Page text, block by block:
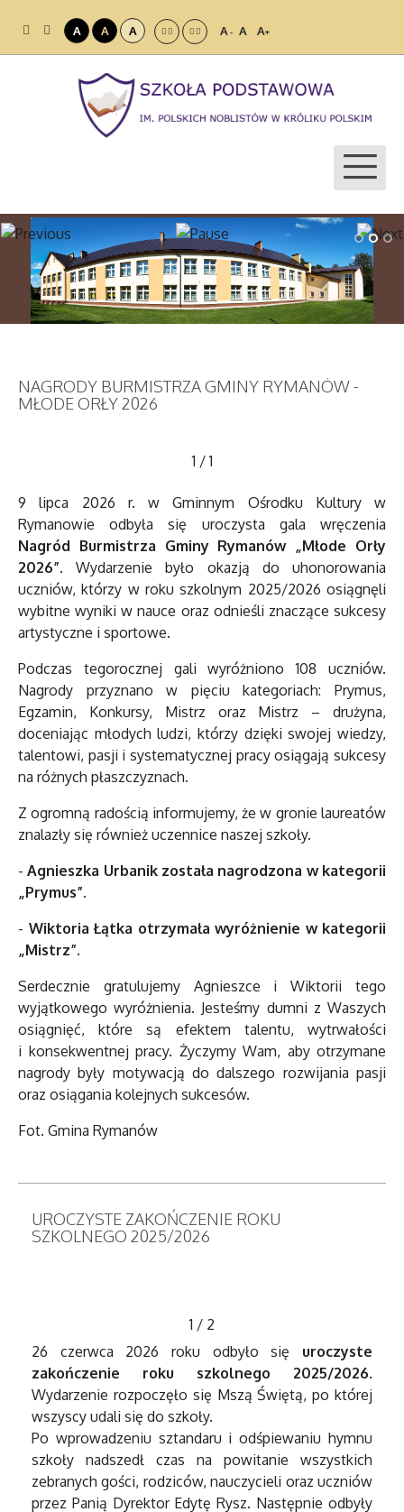
A A A A- A A+
NAGRODY BURMISTRZA GMINY RYMANÓW -
MŁODE ORŁY 2026
1 /1
9 lipca 2026 r. w Gminnym Ośrodku Kultury w
Rymanowie odbyła się uroczysta gala wręczenia
Nagród Burmistrza Gminy Rymanów „Młode Orły
2026”. Wydarzenie było okazją do uhonorowania
uczniów, którzy w roku szkolnym 2025/2026 osiągnęli
wybitne wyniki w nauce oraz odnieśli znaczące sukcesy
artystyczne i sportowe.
Podczas tegorocznej gali wyróżniono 108 uczniów.
Nagrody przyznano w pięciu kategoriach: Prymus,
Egzamin, Konkursy, Mistrz oraz Mistrz – drużyna,
doceniając młodych ludzi, którzy dzięki swojej wiedzy,
talentowi, pasji i systematycznej pracy osiągają sukcesy
na różnych płaszczyznach.
Z ogromną radością informujemy, że w gronie laureatów
znalazły się również uczennice naszej szkoły.
-Agnieszka Urbanik została nagrodzona w kategorii
„Prymus”.
- Wiktoria Łątka otrzymała wyróżnienie w kategorii
„Mistrz”.
Serdecznie gratulujemy Agnieszce i Wiktorii tego
wyjątkowego wyróżnienia. Jesteśmy dumni z Waszych
osiągnięć, które są efektem talentu, wytrwałości
i konsekwentnej pracy. Życzymy Wam, aby otrzymane
nagrody były motywacją do dalszego rozwijania pasji
oraz osiągania kolejnych sukcesów.
Fot. Gmina Rymanów
UROCZYSTE ZAKOŃCZENIE ROKU
SZKOLNEGO 2025/2026
1 / 2
26 czerwca 2026 roku odbyło się uroczyste
zakończenie roku szkolnego 2025/2026.
Wydarzenie rozpoczęło się Mszą Świętą, po której
wszyscy udali się do szkoły.
Po wprowadzeniu sztandaru i odśpiewaniu hymnu
szkoły nadszedł czas na powitanie wszystkich
zebranych gości, rodziców, nauczycieli oraz uczniów
przez Panią Dyrektor Edytę Rysz. Następnie odbyły